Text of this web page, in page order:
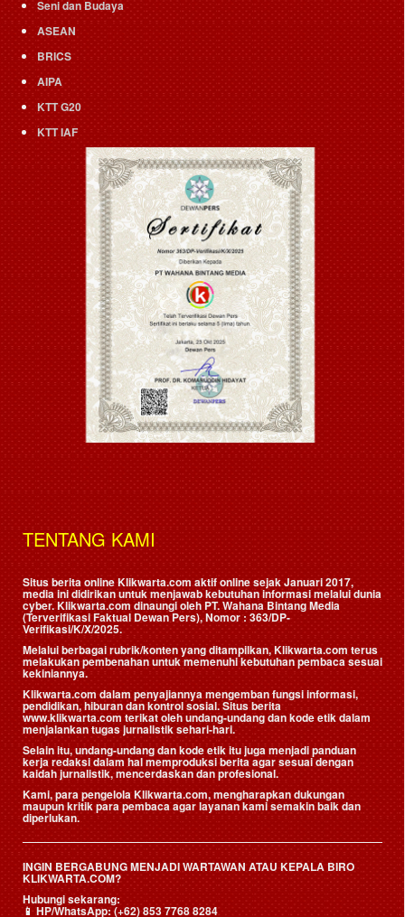
Seni dan Budaya
ASEAN
BRICS
AIPA
KTT G20
KTT IAF
TENTANG KAMI
Situs berita online Klikwarta.com aktif online sejak Januari 2017,
media ini didirikan untuk menjawab kebutuhan informasi melalui dunia
cyber. Klikwarta.com dinaungi oleh PT. Wahana Bintang Media
(Terverifikasi Faktual Dewan Pers), Nomor : 363/DP-
Verifikasi/K/X/2025.
Melalui berbagai rubrik/konten yang ditampilkan, Klikwarta.com terus
melakukan pembenahan untuk memenuhi kebutuhan pembaca sesuai
kekiniannya.
Klikwarta.com dalam penyajiannya mengemban fungsi informasi,
pendidikan, hiburan dan kontrol sosial. Situs berita
www.klikwarta.com terikat oleh undang-undang dan kode etik dalam
menjalankan tugas jurnalistik sehari-hari.
Selain itu, undang-undang dan kode etik itu juga menjadi panduan
kerja redaksi dalam hal memproduksi berita agar sesuai dengan
kaidah jurnalistik, mencerdaskan dan profesional.
Kami, para pengelola Klikwarta.com, mengharapkan dukungan
maupun kritik para pembaca agar layanan kami semakin baik dan
diperlukan.
INGIN BERGABUNG MENJADI WARTAWAN ATAU KEPALA BIRO
KLIKWARTA.COM?
Hubungi sekarang:
📱HP/WhatsApp:(+62) 853 7768 8284